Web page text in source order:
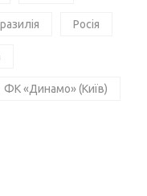
Росія
ФК «Динамо» (Київ)